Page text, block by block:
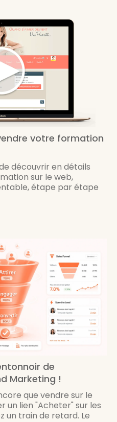
votre formation
découvrir en détails
sur le web,
étape par étape
de
Marketing !
que vendre sur le
un lien "Acheter" sur les
un train de retard. Le